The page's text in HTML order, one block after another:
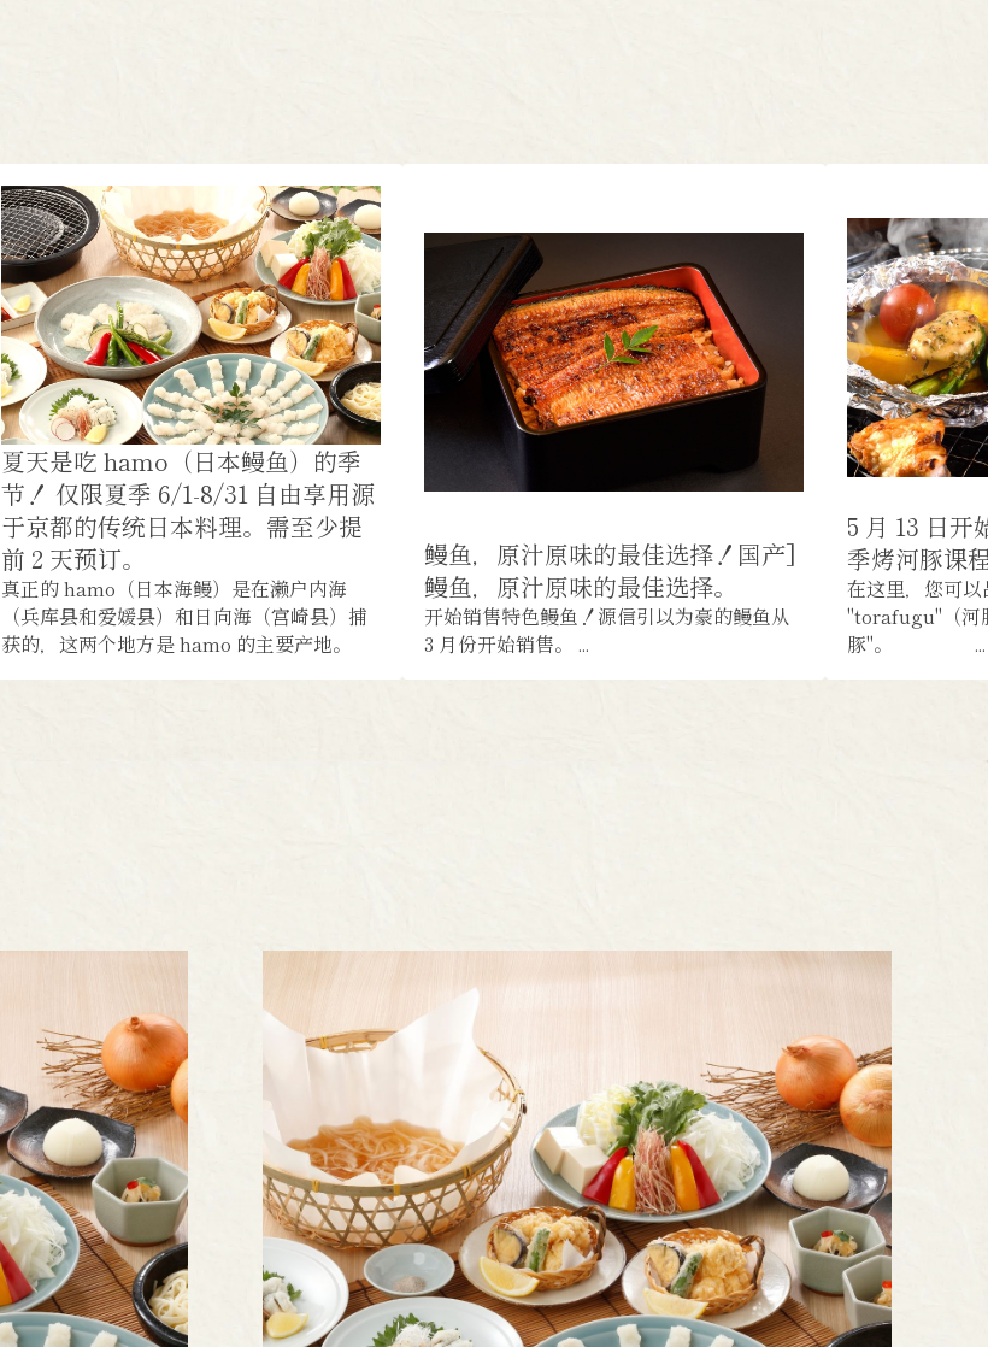
夏天是吃 hamo（日本鳗鱼）的季
节！ 仅限夏季 6/1-8/31 自由享用源
于京都的传统日本料理。需至少提
前 2 天预订。
真正的 hamo（日本海鳗）是在濑户内海
（兵库县和爱媛县）和日向海（宫崎县）捕
获的，这两个地方是 hamo 的主要产地。
鳗鱼，原汁原味的最佳选择！国产]
鳗鱼，原汁原味的最佳选择。
开始销售特色鳗鱼！源信引以为豪的鳗鱼从
3 月份开始销售。 ...
5 月 13 日开
季烤河豚课
在这里，您可
"torafugu"（河
豚"。 ...